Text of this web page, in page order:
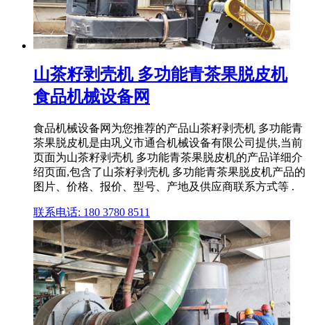
山茶籽剥壳机 多功能青茶果脱皮机
食品机械设备网
食品机械设备网为您推荐的产品山茶籽剥壳机 多功能青
茶果脱皮机是由巩义市通合机械设备有限公司提供,当前
页面为山茶籽剥壳机 多功能青茶果脱皮机的产品详细介
绍页面,包含了山茶籽剥壳机 多功能青茶果脱皮机产品的
图片、价格、报价、型号、产地及供应商联系方式等 .
联系电话: 180 3780 8511